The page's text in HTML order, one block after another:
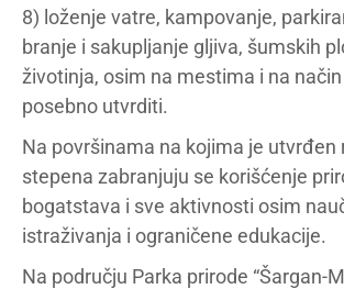
8) loženje vatre, kampovanje,
branje i sakupljanje gljiva, šumskih
životinja, osim na mestima i na
posebno utvrditi.
Na površinama na kojima je utvrđen
stepena zabranjuju se korišćenje
bogatstava i sve aktivnosti osim
istraživanja i ograničene edukacije.
Na području Parka prirode “Šargan-